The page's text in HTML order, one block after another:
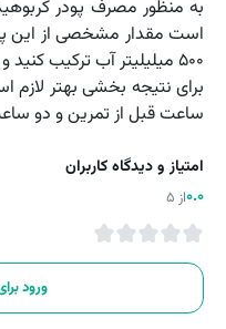
500 میلی­لیتر آب ترکیب کنید و سپس مصرف نمایید.
برای نتیجه بخشی بهتر
ساعت قبل از تمرین و دو
امتیاز و دیدگاه کاربران
0.0از 5
ورود